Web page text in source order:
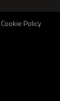
Cookie Policy